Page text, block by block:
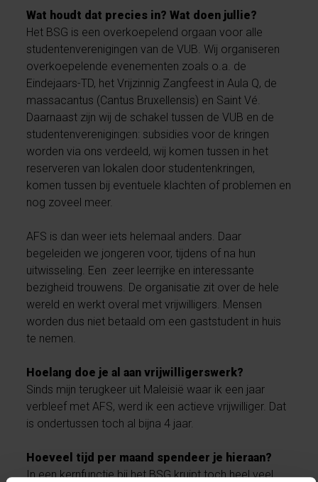
Wat houdt dat precies in? Wat doen jullie?
Het BSG is een overkoepelend orgaan voor alle
studentenverenigingen van de VUB. Wij organiseren
overkoepelende evenementen zoals o.a. de
Eindejaars-TD, het Vrijzinnig Zangfeest in Aula Q, de
massacantus (Cantus Bruxellensis) en Saint Vé.
Daarnaast zijn wij de schakel tussen de VUB en de
studentenverenigingen: subsidies voor de kringen
worden via ons verdeeld, wij komen tussen in het
reserveren van lokalen door studentenkringen,
komen tussen bij eventuele klachten of problemen en
nog zoveel meer.
AFS is dan weer iets helemaal anders. Daar
begeleiden we jongeren voor, tijdens of na hun
uitwisseling. Een zeer leerrijke en interessante
bezigheid trouwens. De organisatie zit over de hele
wereld en werkt overal met vrijwilligers. Mensen
worden dus niet betaald om een gaststudent in huis
te nemen.
Hoelang doe je al aan vrijwilligerswerk?
Sinds mijn terugkeer uit Maleisië waar ik een jaar
verbleef met AFS, werd ik een actieve vrijwilliger. Dat
is ondertussen toch al bijna 4 jaar.
Hoeveel tijd per maand spendeer je hieraan?
In een kernfunctie bij het BSG kruipt toch heel veel